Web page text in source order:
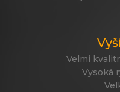
Velmi
Vysoká